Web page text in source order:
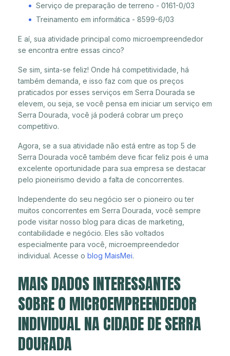
Serviço de preparação de terreno - 0161-0/03
Treinamento em informática - 8599-6/03
E aí, sua atividade principal como microempreendedor
se encontra entre essas cinco?
Se sim, sinta-se feliz! Onde há competitividade, há
também demanda, e isso faz com que os preços
praticados por esses serviços em Serra Dourada se
elevem, ou seja, se você pensa em iniciar um serviço em
Serra Dourada, você já poderá cobrar um preço
competitivo.
Agora, se a sua atividade não está entre as top 5 de
Serra Dourada você também deve ficar feliz pois é uma
excelente oportunidade para sua empresa se destacar
pelo pioneirismo devido a falta de concorrentes.
Independente do seu negócio ser o pioneiro ou ter
muitos concorrentes em Serra Dourada, você sempre
pode visitar nosso blog para dicas de marketing,
contabilidade e negócio. Eles são voltados
especialmente para você, microempreendedor
individual. Acesse o blog MaisMei.
MAIS DADOS INTERESSANTES
SOBRE O MICROEMPREENDEDOR
INDIVIDUAL NA CIDADE DE SERRA
DOURADA